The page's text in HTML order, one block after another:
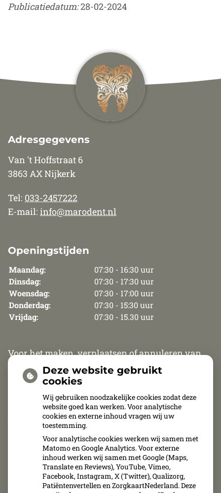
Publicatiedatum:28-02-2024
Adresgegevens
Van 't Hoffstraat 6
3863 AX Nijkerk
Tel: 033-2457222
E-mail: info@marodent.nl
Openingstijden
Maandag:
07:30 - 16:30 uur
Dinsdag:
07:30 - 17:30 uur
Woensdag:
07:30 - 17:00 uur
Donderdag:
07:30 - 15:30 uur
Vrijdag:
07:30 - 15.30 uur
Voor het maken, verplaatsen of annuleren van
een afspraak zijn wij van maandag t/m
donderdag telefonisch bereikbaar van 8.30 uur
tot 12.00 uur en van 13.30 tot 15.30 uur. Op vrijdag
zijn wij van 8.30 uur tot 11.00 uur telefonisch
bereikbaar.
Afspraken kunnen uitsluitend telefonisch
gemaakt, verplaatst of geannuleerd worden.
Deze website gebruikt
cookies
Wij gebruiken noodzakelijke cookies zodat deze
website goed kan werken. Voor analytische
cookies en externe inhoud vragen wij uw
toestemming.
Voor analytische cookies werken wij samen met
Matomo en Google Analytics. Voor externe
inhoud werken wij samen met Google (Maps,
Translate en Reviews), YouTube, Vimeo,
Facebook, Instagram, X (Twitter), Qualizorg,
Patiëntenvertellen en ZorgkaartNederland. Deze